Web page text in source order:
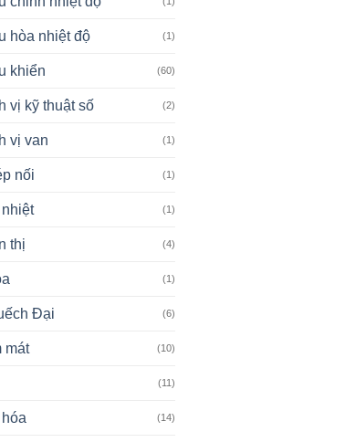
hòa nhiệt độ (1)
khiển (60)
vị kỹ thuật số (2)
vị van (1)
nối (1)
(1)
thị (4)
(1)
Đại (6)
mát (10)
(11)
hóa (14)